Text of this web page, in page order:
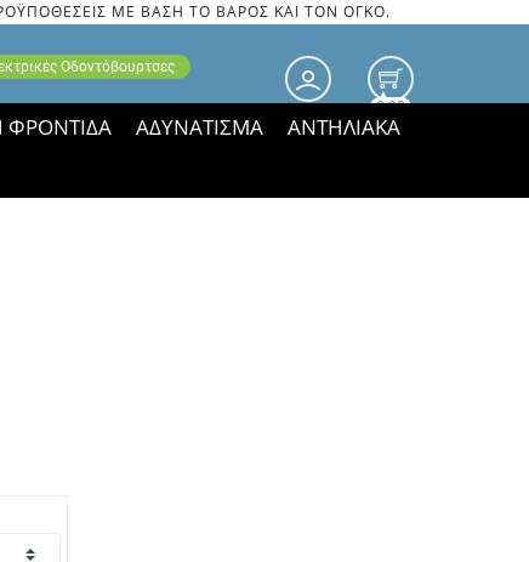
ΜΕ ΒΑΣΗ ΤΟ ΒΑΡΟΣ ΚΑΙ ΤΟΝ ΟΓΚΟ.
Οδοντόβουρτσες
0.00
ΦΡΟΝΤΙΔΑ ΑΔΥΝΑΤΙΣΜΑ
ΑΝΤΗΛΙΑΚΑ
ΠΑΡΑΜΕΝΟΥΝ!